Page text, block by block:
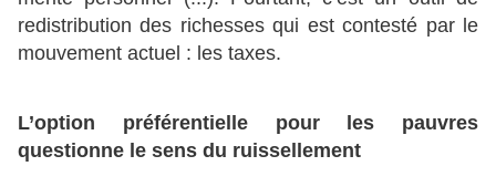
redistribution des richesses qui est contesté par le
mouvement actuel : les taxes.
L’option préférentielle pour les pauvres
questionne le sens du ruissellement